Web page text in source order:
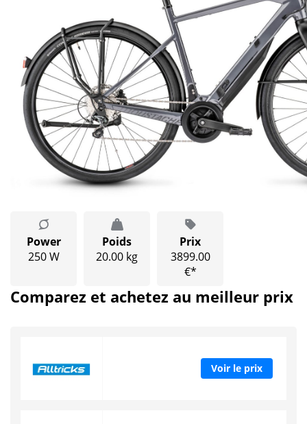
Power
250 W
Poids
20.00 kg
Prix
3899.00
€*
Comparez et achetez au meilleur prix
Voir le prix